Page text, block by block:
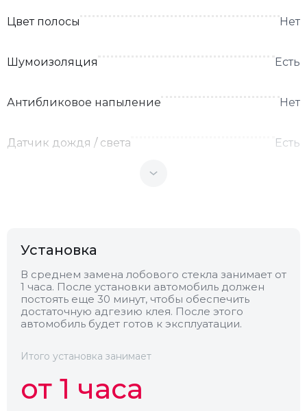
Цвет полосы Нет
Шумоизоляция Есть
Антибликовое напыление Нет
Датчик дождя / света Есть
Обогрев
Установка
В среднем замена лобового стекла занимает от
1 часа. После установки автомобиль должен
постоять еще 30 минут, чтобы обеспечить
достаточную адгезию клея. После этого
автомобиль будет готов к эксплуатации.
Итого установка занимает
от 1 часа